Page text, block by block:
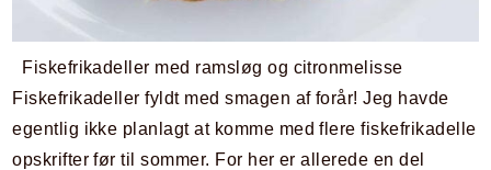
Fiskefrikadeller med ramsløg og citronmelisse
Fiskefrikadeller fyldt med smagen af forår! Jeg havde
egentlig ikke planlagt at komme med flere fiskefrikadelle
opskrifter før til sommer. For her er allerede en del